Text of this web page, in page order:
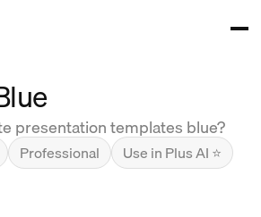
presentation templates blue?
Professional
Use in Plus AI ⭐